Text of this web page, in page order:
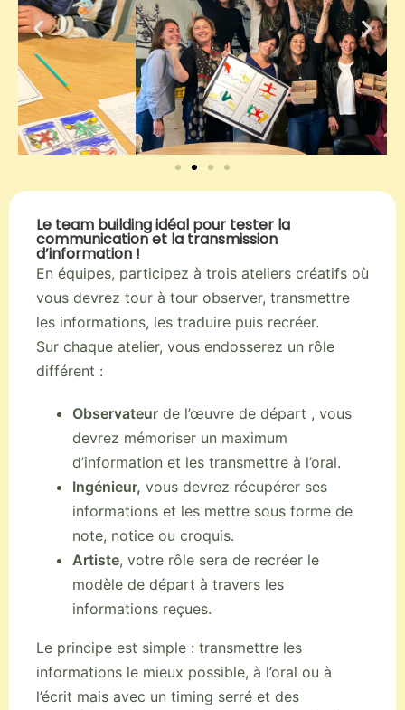
Le team building idéal pour tester la
communication et la transmission
d’information !
En équipes, participez à trois ateliers créatifs où
vous devrez tour à tour observer, transmettre
les informations, les traduire puis recréer.
Sur chaque atelier, vous endosserez un rôle
différent :
Observateur de l’œuvre de départ , vous
devrez mémoriser un maximum
d’information et les transmettre à l’oral.
Ingénieur, vous devrez récupérer ses
informations et les mettre sous forme de
note, notice ou croquis.
Artiste, votre rôle sera de recréer le
modèle de départ à travers les
informations reçues.
Le principe est simple : transmettre les
informations le mieux possible, à l’oral ou à
l’écrit mais avec un timing serré et des